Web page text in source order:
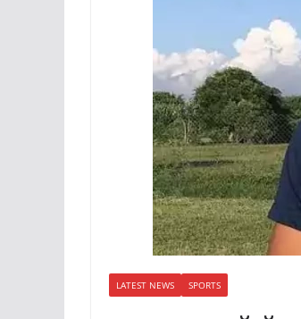
LATEST NEWS SPORTS